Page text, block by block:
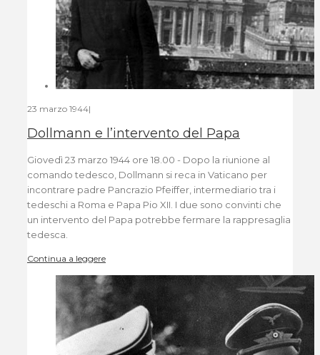
23 marzo 1944|
Dollmann e l’intervento del Papa
Giovedì 23 marzo 1944 ore 18.00 - Dopo la riunione al
comando tedesco, Dollmann si reca in Vaticano per
incontrare padre Pancrazio Pfeiffer, intermediario tra i
tedeschi a Roma e Papa Pio XII. I due sono convinti che
un intervento del Papa potrebbe fermare la rappresaglia
tedesca.
Continua a leggere